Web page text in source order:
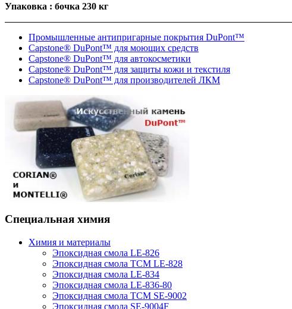
Упаковка : бочка 230 кг
Промышленные антипригарные покрытия DuPont™
Capstone® DuPont™ для моющих средств
Capstone® DuPont™ для автокосметики
Capstone® DuPont™ для защиты кожи и текстиля
Capstone® DuPont™ для производителей ЛКМ
Специальная химия
Химия и материалы
Эпоксидная смола LE-826
Эпоксидная смола TCM LE-828
Эпоксидная смола LE-834
Эпоксидная смола LE-836-80
Эпоксидная смола TCM SE-9002
Эпоксидная смола SE-9004F